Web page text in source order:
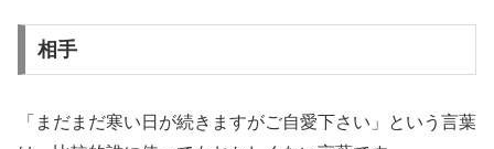
相手
「まだまだ寒い日が続きますがご自愛下さい」という言葉